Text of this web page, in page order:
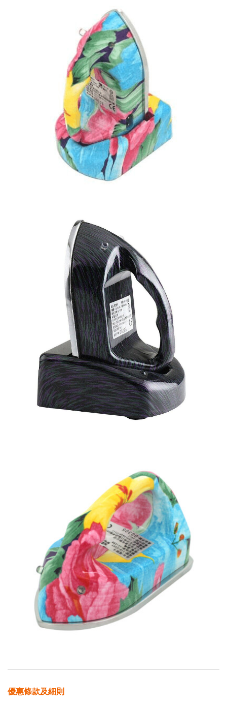
優惠條款及細則